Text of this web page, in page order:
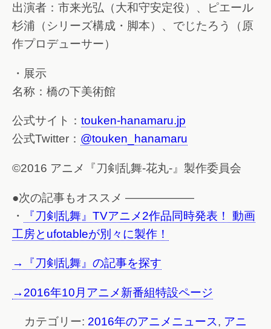
出演者：市来光弘（大和守安定役）、ピエール
杉浦（シリーズ構成・脚本）、でじたろう（原
作プロデューサー）
・展示
名称：橋の下美術館
公式サイト： touken-hanamaru.jp
公式Twitter： @touken_hanamaru
©2016 アニメ『刀剣乱舞-花丸-』製作委員会
●次の記事もオススメ ——————
・
『刀剣乱舞』TVアニメ2作品同時発表！ 動画
工房とufotableが別々に製作！
→『刀剣乱舞』の記事を探す
→2016年10月アニメ新番組特設ページ
カテゴリー: 2016年のアニメニュース, アニ